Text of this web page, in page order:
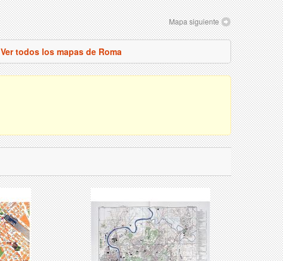
Mapa siguiente
Ver todos los mapas de Roma